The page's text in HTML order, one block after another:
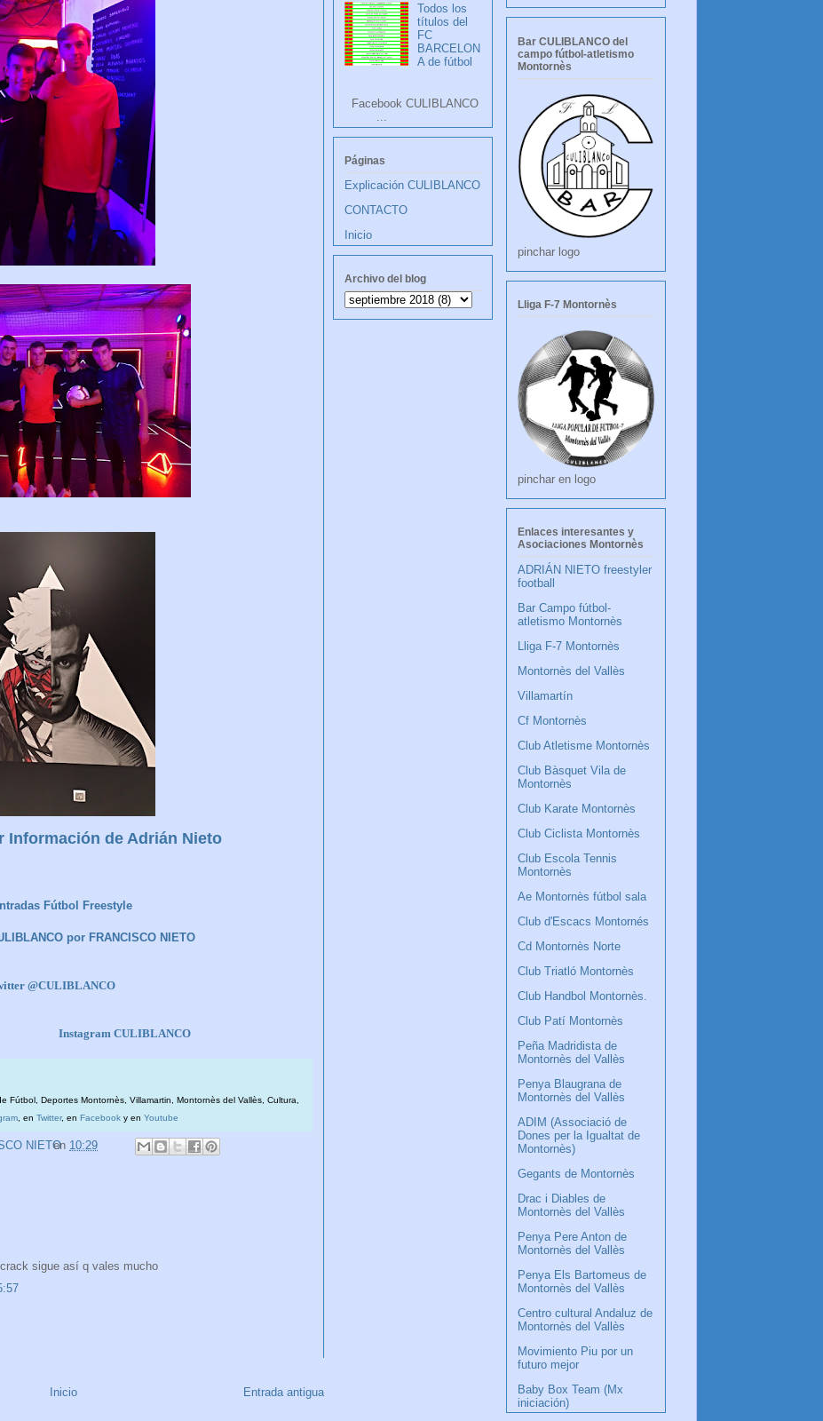
Información de Adrián Nieto
Fútbol Freestyle
por FRANCISCO NIETO
@CULIBLANCO
Instagram CULIBLANCO
Fútbol, Deportes Montornès, Villamartin, Montornès del Vallès, Cultura,
, en Twitter, en Facebook y en Youtube
NIETO
en 10:29
sigue así q vales mucho
Entrada antigua
Inicio
Todos los
títulos del
FC
BARCELON
A de fútbol
Facebook CULIBLANCO
...
Páginas
Explicación CULIBLANCO
CONTACTO
Inicio
Archivo del blog
Bar CULIBLANCO del
campo fútbol-atletismo
Montornès
pinchar logo
Lliga F-7 Montornès
pinchar en logo
Enlaces interesantes y
Asociaciones Montornès
ADRIÁN NIETO freestyler
football
Bar Campo fútbol-
atletismo Montornès
Lliga F-7 Montornès
Montornès del Vallès
Villamartín
Cf Montornès
Club Atletisme Montornès
Club Bàsquet Vila de
Montornès
Club Karate Montornès
Club Ciclista Montornès
Club Escola Tennis
Montornès
Ae Montornès fútbol sala
Club d'Escacs Montornés
Cd Montornès Norte
Club Triatló Montornès
Club Handbol Montornès.
Club Patí Montornès
Peña Madridista de
Montornès del Vallès
Penya Blaugrana de
Montornès del Vallès
ADIM (Associació de
Dones per la Igualtat de
Montornès)
Gegants de Montornès
Drac i Diables de
Montornès del Vallès
Penya Pere Anton de
Montornès del Vallès
Penya Els Bartomeus de
Montornès del Vallès
Centro cultural Andaluz de
Montornès del Vallès
Movimiento Piu por un
futuro mejor
Baby Box Team (Mx
iniciación)